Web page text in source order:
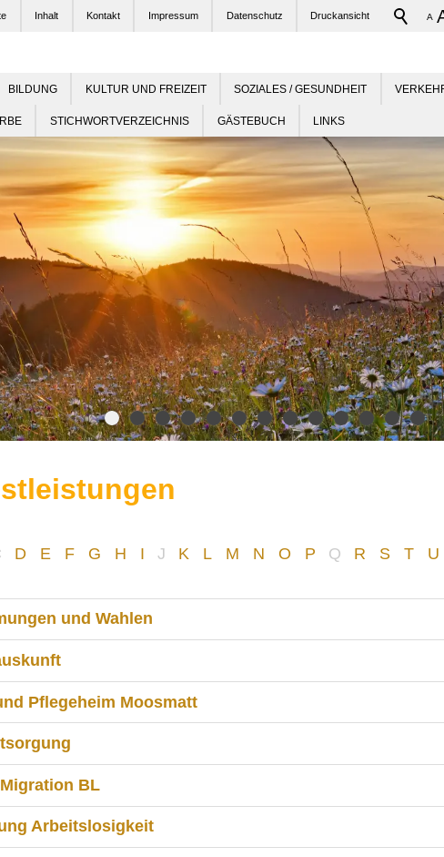
BILDUNG KULTUR UND FREIZEIT SOZIALES / GESUNDHEIT
STICHWORTVERZEICHNIS GÄSTEBUCH LINKS
Inhalt Kontakt Impressum Datenschutz Druckansicht A
D E F G H I J K L M N O P Q R S T U
und Wahlen
Pflegeheim Moosmatt
BL
Arbeitslosigkeit